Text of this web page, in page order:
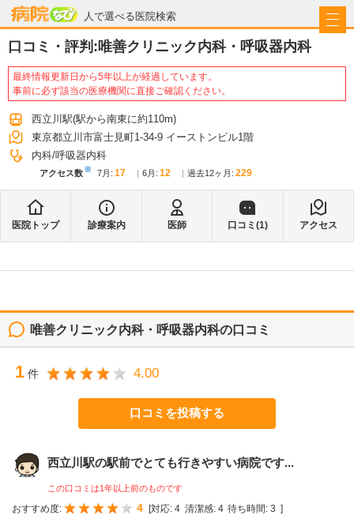
人で選べる医院検索
病院なび
口コミ・評判:唯善クリニック内科・呼吸器内科
最終情報更新日から5年以上が経過しています。
事前に必ず該当の医療機関に直接ご確認ください。
西立川駅(駅から南東に約110m)
東京都立川市富士見町1-34-9 イーストンビル1階
内科 呼吸器内科
アクセス数※ 7月 : 17 6月 : 12 過去12ヶ月: 229
医院トップ 診療案内 医師 口コミ(1) アクセス
唯善クリニック内科・呼吸器内科の口コミ
1 件 4.00
口コミを投稿する
西立川駅の駅前でとても行きやすい病院です...
この口コミは1年以上前のものです
おすすめ度: 4 [対応: 4 清潔感: 4 待ち時間: 3 ]